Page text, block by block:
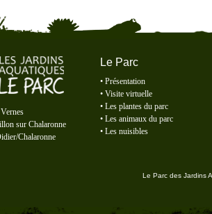
sur Chalaronne
Chalaronne
Le Parc
• Présentation
• Visite virtuelle
• Les plantes du parc
• Les animaux du parc
• Les nuisibles
Le Parc des Jardins